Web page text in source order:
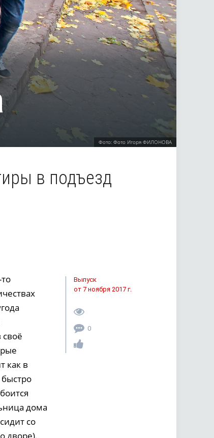
Фото: Фото Игоря ФИЛОНОВА
в подъезд
как в
дома
со
дворе),
Выпуск
от 7 ноября 2017 г.
0